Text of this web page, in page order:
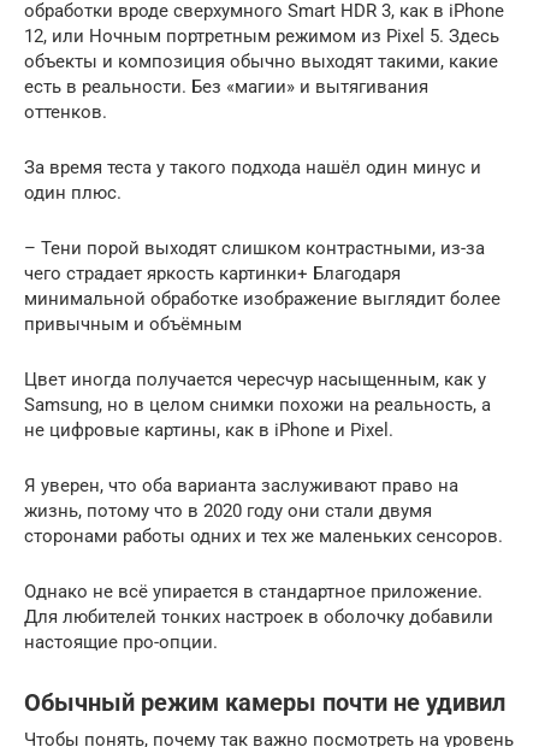
обработки вроде сверхумного Smart HDR 3, как в iPhone
12, или Ночным портретным режимом из Pixel 5. Здесь
объекты и композиция обычно выходят такими, какие
есть в реальности. Без «магии» и вытягивания
оттенков.
За время теста у такого подхода нашёл один минус и
один плюс.
– Тени порой выходят слишком контрастными, из-за
чего страдает яркость картинки+ Благодаря
минимальной обработке изображение выглядит более
привычным и объёмным
Цвет иногда получается чересчур насыщенным, как у
Samsung, но в целом снимки похожи на реальность, а
не цифровые картины, как в iPhone и Pixel.
Я уверен, что оба варианта заслуживают право на
жизнь, потому что в 2020 году они стали двумя
сторонами работы одних и тех же маленьких сенсоров.
Однако не всё упирается в стандартное приложение.
Для любителей тонких настроек в оболочку добавили
настоящие про-опции.
Обычный режим камеры почти не удивил
Чтобы понять, почему так важно посмотреть на уровень